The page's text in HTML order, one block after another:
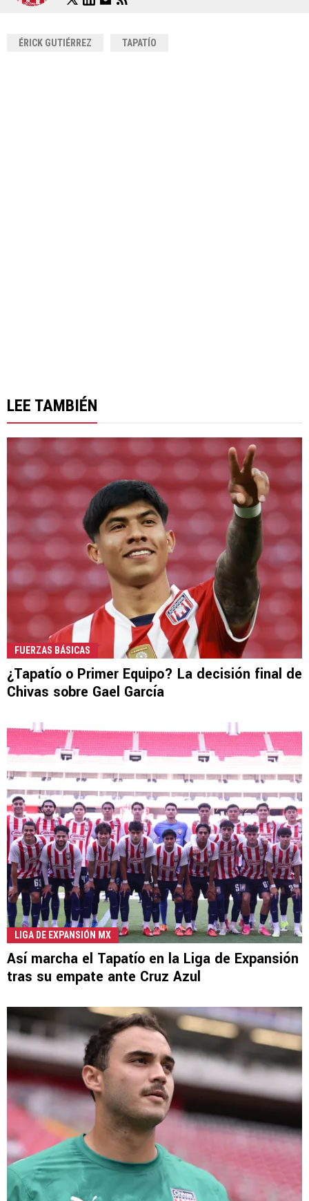
ÉRICK GUTIÉRREZ TAPATÍO
LEE TAMBIÉN
FUERZAS BÁSICAS
¿Tapatío o Primer Equipo? La decisión final de
Chivas sobre Gael García
LIGA DE EXPANSIÓN MX
Así marcha el Tapatío en la Liga de Expansión
tras su empate ante Cruz Azul